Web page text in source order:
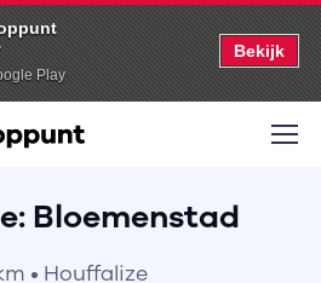
Play
Bekijk
Bloemenstad
• Houffalize